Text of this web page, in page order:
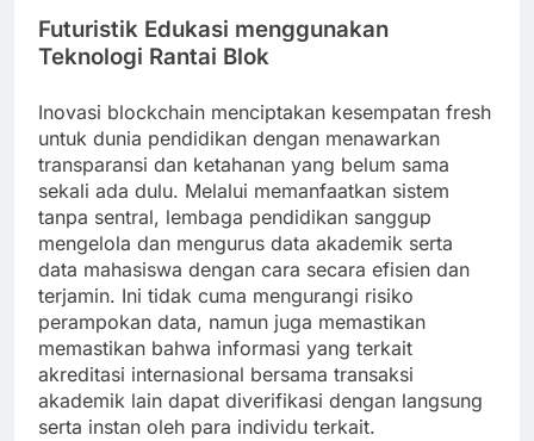
Futuristik Edukasi menggunakan
Teknologi Rantai Blok
Inovasi blockchain menciptakan kesempatan fresh
untuk dunia pendidikan dengan menawarkan
transparansi dan ketahanan yang belum sama
sekali ada dulu. Melalui memanfaatkan sistem
tanpa sentral, lembaga pendidikan sanggup
mengelola dan mengurus data akademik serta
data mahasiswa dengan cara secara efisien dan
terjamin. Ini tidak cuma mengurangi risiko
perampokan data, namun juga memastikan
memastikan bahwa informasi yang terkait
akreditasi internasional bersama transaksi
akademik lain dapat diverifikasi dengan langsung
serta instan oleh para individu terkait.